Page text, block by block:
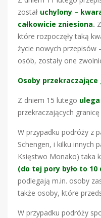
został uchylony –
całkowicie zniesiona.
które rozpoczęły taką
życie nowych przepisów
osób, zostały one
Osoby przekraczające
Z dniem 15 lutego
przekraczających granicę
W przypadku podróży z
Schengen, i kilku innych
Księstwo Monako) taka
(do tej pory było to 10
podlegają m.in. osoby
także osoby, które
W przypadku podróży